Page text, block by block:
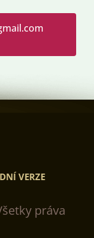
VERZE
práva